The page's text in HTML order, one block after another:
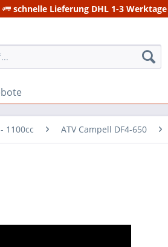
schnelle Lieferung DHL 1-3 Werktage
1100cc ATV Campell DF4-650